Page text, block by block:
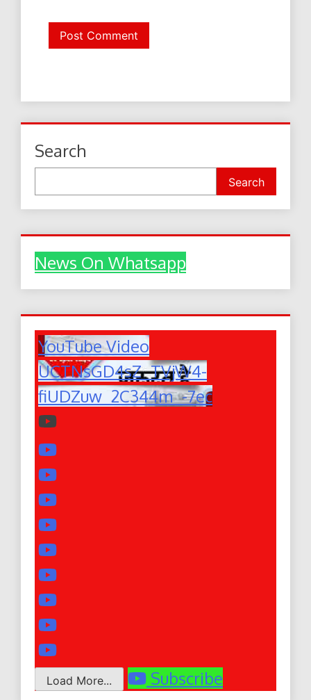
Search
Search
News On Whatsapp
YouTube Video
UCTNsGD4sZ_TVjW4-
fiUDZuw_2C344m_-7ec
Load More... Subscribe